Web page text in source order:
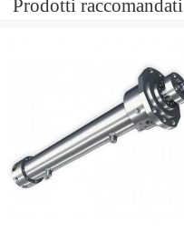
Prodotti raccomandati